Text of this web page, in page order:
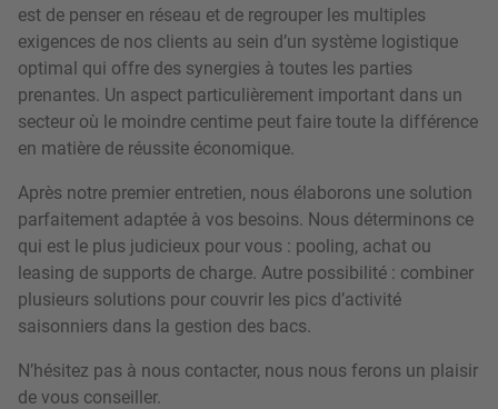
est de penser en réseau et de regrouper les multiples
exigences de nos clients au sein d’un système logistique
optimal qui offre des synergies à toutes les parties
prenantes. Un aspect particulièrement important dans un
secteur où le moindre centime peut faire toute la différence
en matière de réussite économique.
Après notre premier entretien, nous élaborons une solution
parfaitement adaptée à vos besoins. Nous déterminons ce
qui est le plus judicieux pour vous : pooling, achat ou
leasing de supports de charge. Autre possibilité : combiner
plusieurs solutions pour couvrir les pics d’activité
saisonniers dans la gestion des bacs.
N’hésitez pas à nous contacter, nous nous ferons un plaisir
de vous conseiller.